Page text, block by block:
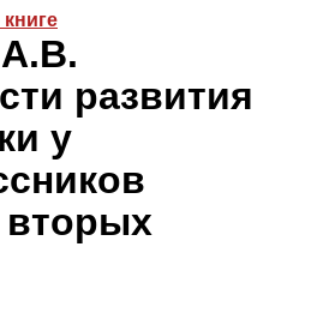
развития
у